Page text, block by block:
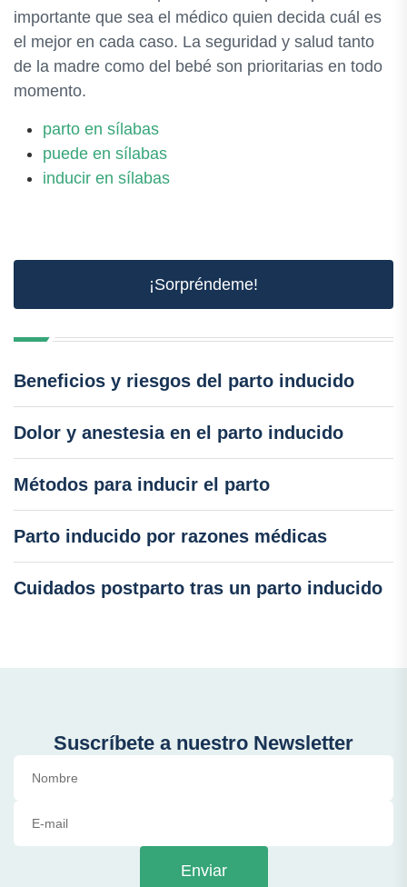
importante que sea el médico quien decida cuál es
el mejor en cada caso. La seguridad y salud tanto
de la madre como del bebé son prioritarias en todo
momento.
parto en sílabas
puede en sílabas
inducir en sílabas
¡Sorpréndeme!
Beneficios y riesgos del parto inducido
Dolor y anestesia en el parto inducido
Métodos para inducir el parto
Parto inducido por razones médicas
Cuidados postparto tras un parto inducido
Suscríbete a nuestro Newsletter
Enviar